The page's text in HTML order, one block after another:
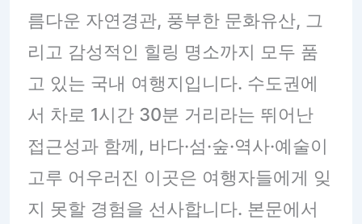
름다운 자연경관, 풍부한 문화유산, 그
리고 감성적인 힐링 명소까지 모두 품
고 있는 국내 여행지입니다. 수도권에
서 차로 1시간 30분 거리라는 뛰어난
접근성과 함께, 바다·섬·숲·역사·예술이
고루 어우러진 이곳은 여행자들에게 잊
지 못할 경험을 선사합니다. 본문에서